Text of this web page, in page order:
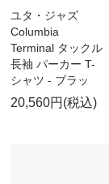
ユタ・ジャズ
Columbia
Terminal タックル
長袖 パーカー T-
シャツ - ブラッ
20,560円(税込)